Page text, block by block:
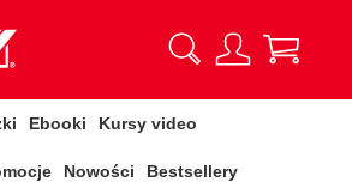
Ebooki Kursy video
Nowości Bestsellery